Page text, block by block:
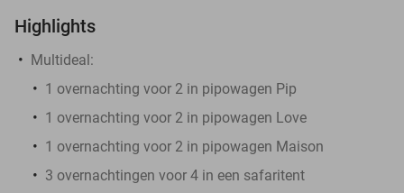
Highlights
Multideal:
1 overnachting voor 2 in pipowagen Pip
1 overnachting voor 2 in pipowagen Love
1 overnachting voor 2 in pipowagen Maison
3 overnachtingen voor 4 in een safaritent